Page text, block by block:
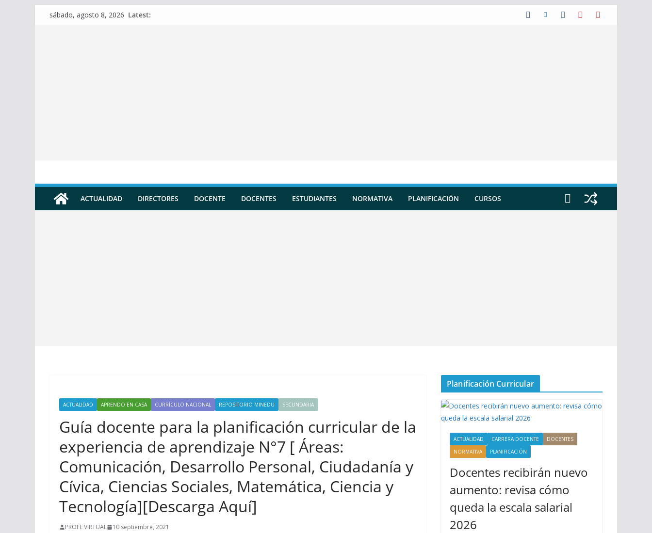
sábado, agosto 8, 2026 Latest:
ACTUALIDAD DIRECTORES DOCENTE DOCENTES ESTUDIANTES NORMATIVA PLANIFICACIÓN CURSOS
ACTUALIDAD APRENDO EN CASA CURRÍCULO NACIONAL REPOSITORIO MINEDU SECUNDARIA
Guía docente para la planificación curricular de la
experiencia de aprendizaje N°7 [ Áreas:
Comunicación, Desarrollo Personal, Ciudadanía y
Cívica, Ciencias Sociales, Matemática, Ciencia y
Tecnología][Descarga Aquí]
PROFE VIRTUAL 10 septiembre, 2021
Planificación Curricular
ACTUALIDAD CARRERA DOCENTE
DOCENTES
NORMATIVA
PLANIFICACIÓN
Docentes recibirán nuevo
aumento: revisa cómo
queda la escala salarial
2026